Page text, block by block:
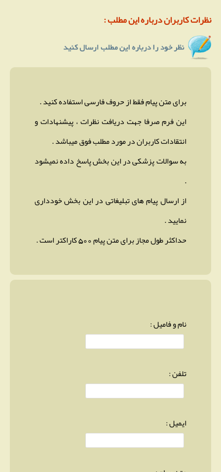
نظرات کاربران درباره این مطلب :
برای متن پیام فقط از حروف فارسی استفاده کنید .
این فرم صرفا جهت دریافت نظرات ، پیشنهادات و
انتقادات کاربران در مورد مطلب فوق میباشد .
به سوالات پزشکی در این بخش پاسخ داده نمیشود
.
از ارسال پیام های تبلیغاتی در این بخش خودداری
نمایید .
حداکثر طول مجاز برای متن پیام 500 کاراکتر است .
نام و فامیل :
تلفن :
ایمیل :